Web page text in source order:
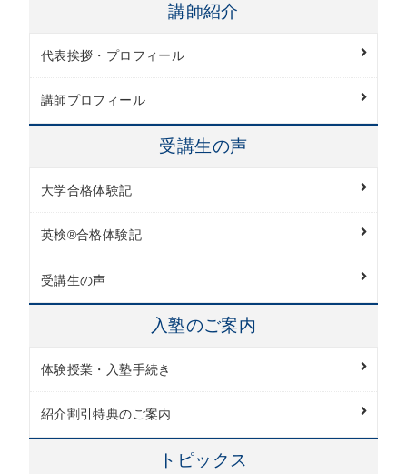
講師紹介
代表挨拶・プロフィール
講師プロフィール
受講生の声
大学合格体験記
英検®︎合格体験記
受講生の声
入塾のご案内
体験授業・入塾手続き
紹介割引特典のご案内
トピックス